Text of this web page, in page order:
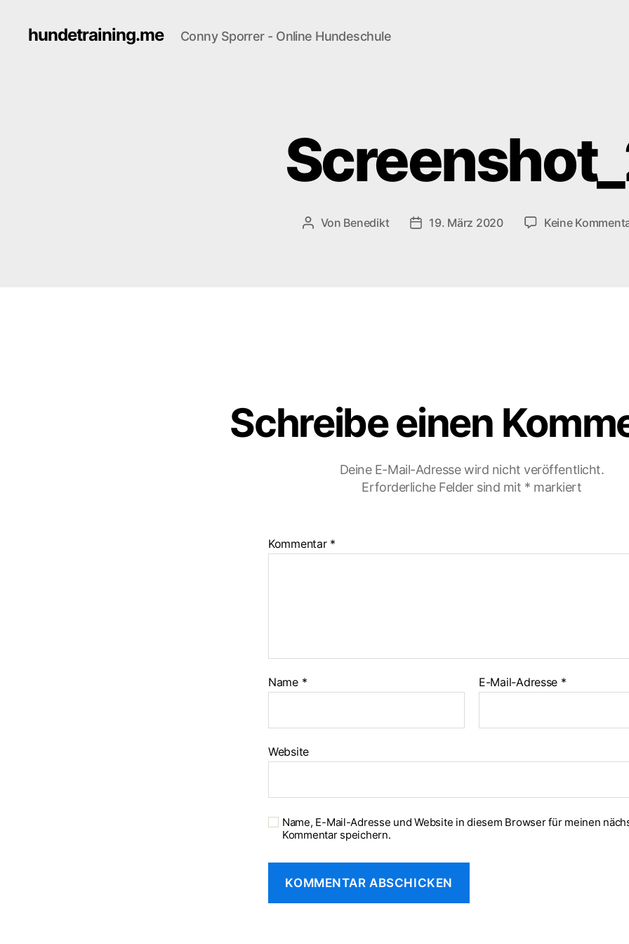
hundetraining.me Conny Sporrer - Online Hundeschule
Beitragsautor
Von Benedikt Veröffentlichungsdatum
19. März 2020 Keine
Schreibe einen
Deine E-Mail-Adresse wird nicht veröffentlicht.
Erforderliche Felder sind mit * markiert
Kommentar *
Name * E-Mail-Adresse *
Website
Name, E-Mail-Adresse und Website in diesem Browser für meinen
Kommentar speichern.